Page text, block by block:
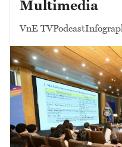
Multimedia
VnE TVPodcast